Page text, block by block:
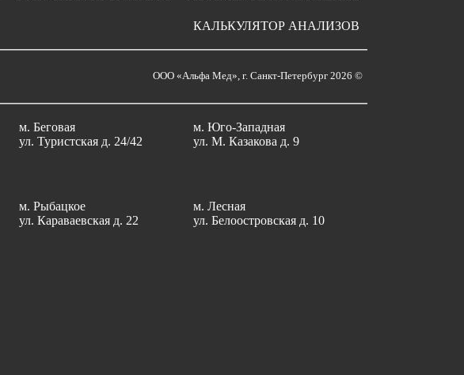
КАЛЬКУЛЯТОР АНАЛИЗОВ
ООО «Альфа Мед», г. Санкт-Петербург 2026 ©
м. Беговая
ул. Туристcкая д. 24/42
м. Юго-Западная
ул. М. Казакова д. 9
м. Рыбацкое
ул. Караваевская д. 22
м. Лесная
ул. Белоостровская д. 10